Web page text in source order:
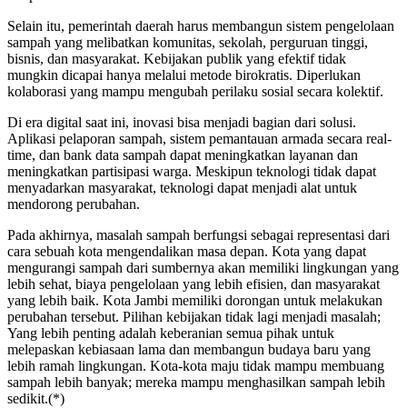
Selain itu, pemerintah daerah harus membangun sistem pengelolaan
sampah yang melibatkan komunitas, sekolah, perguruan tinggi,
bisnis, dan masyarakat. Kebijakan publik yang efektif tidak
mungkin dicapai hanya melalui metode birokratis. Diperlukan
kolaborasi yang mampu mengubah perilaku sosial secara kolektif.
Di era digital saat ini, inovasi bisa menjadi bagian dari solusi.
Aplikasi pelaporan sampah, sistem pemantauan armada secara real-
time, dan bank data sampah dapat meningkatkan layanan dan
meningkatkan partisipasi warga. Meskipun teknologi tidak dapat
menyadarkan masyarakat, teknologi dapat menjadi alat untuk
mendorong perubahan.
Pada akhirnya, masalah sampah berfungsi sebagai representasi dari
cara sebuah kota mengendalikan masa depan. Kota yang dapat
mengurangi sampah dari sumbernya akan memiliki lingkungan yang
lebih sehat, biaya pengelolaan yang lebih efisien, dan masyarakat
yang lebih baik. Kota Jambi memiliki dorongan untuk melakukan
perubahan tersebut. Pilihan kebijakan tidak lagi menjadi masalah;
Yang lebih penting adalah keberanian semua pihak untuk
melepaskan kebiasaan lama dan membangun budaya baru yang
lebih ramah lingkungan. Kota-kota maju tidak mampu membuang
sampah lebih banyak; mereka mampu menghasilkan sampah lebih
sedikit.(*)